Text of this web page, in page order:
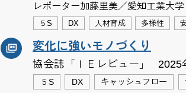
レポーター加藤里美／愛知工業大学
５S DX 人材育成 多様性
変化に強いモノづくり
協会誌「ＩＥレビュー」 2025
５S DX キャッシュフロー